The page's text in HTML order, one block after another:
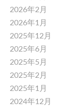
2026年2月
2026年1月
2025年12月
2025年6月
2025年5月
2025年2月
2025年1月
2024年12月